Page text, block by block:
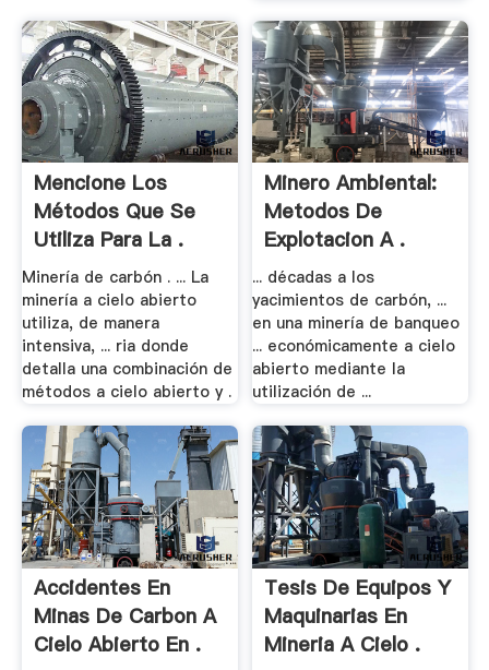
Mencione Los
Métodos Que Se
Utiliza Para La .
Minería de carbón . ... La
minería a cielo abierto
utiliza, de manera
intensiva, ... ria donde
detalla una combinación de
métodos a cielo abierto y .
Minero Ambiental:
Metodos De
Explotacion A .
... décadas a los
yacimientos de carbón, ...
en una minería de banqueo
... económicamente a cielo
abierto mediante la
utilización de ...
Accidentes En
Minas De Carbon A
Cielo Abierto En .
Tesis De Equipos Y
Maquinarias En
Mineria A Cielo .